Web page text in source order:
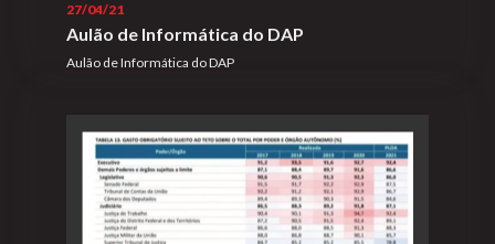
27/04/21
Aulão de Informática do DAP
Aulão de Informática do DAP